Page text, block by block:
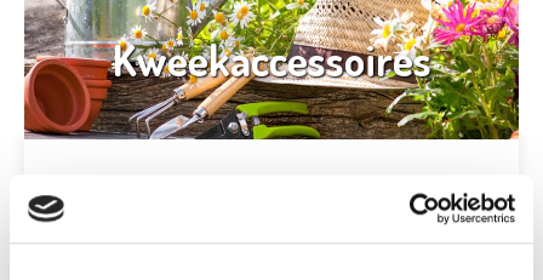
Kweekaccessoires
Kweekbakken